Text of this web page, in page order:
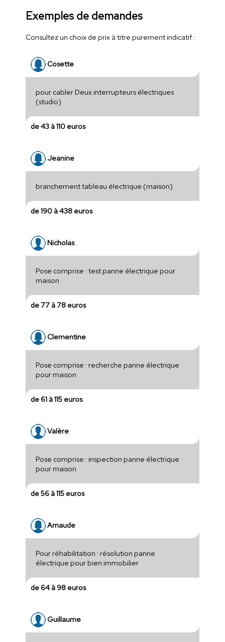
Exemples de demandes
Consultez un choix de prix à titre purement indicatif :
Cosette
pour cabler Deux interrupteurs électriques
(studio)
de 43 à 110 euros
Jeanine
branchement tableau électrique (maison)
de 190 à 438 euros
Nicholas
Pose comprise : test panne électrique pour
maison
de 77 à 78 euros
Clementine
Pose comprise : recherche panne électrique
pour maison
de 61 à 115 euros
Valère
Pose comprise : inspection panne électrique
pour maison
de 56 à 115 euros
Arnaude
Pour réhabilitation : résolution panne
électrique pour bien immobilier
de 64 à 98 euros
Guillaume